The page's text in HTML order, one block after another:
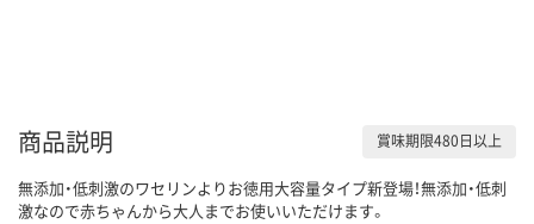
商品説明 賞味期限480日以上
無添加・低刺激のワセリンよりお徳用大容量タイプ新登場！無添加・低刺
激なので赤ちゃんから大人までお使いいただけます。